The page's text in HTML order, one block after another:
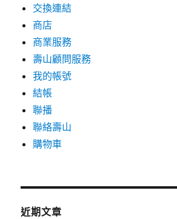
交換連結
商店
商業服務
壽山顧問服務
我的帳號
結帳
聯播
聯絡壽山
購物車
近期文章